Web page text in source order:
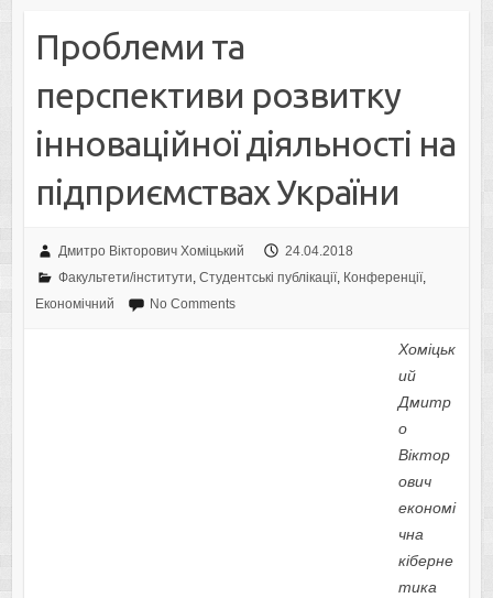
Проблеми та
перспективи розвитку
інноваційної діяльності на
підприємствах України
Дмитро Вікторович Хоміцький
24.04.2018
Факультети/інститути, Студентські публікації, Конференції,
Економічний
No Comments
Хоміцьк
ий
Дмитр
о
Віктор
ович
економі
чна
кіберне
тика